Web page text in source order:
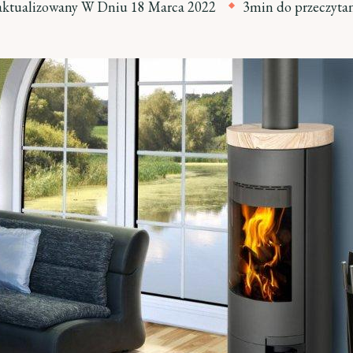
W Dniu 18 Marca 2022 3min do